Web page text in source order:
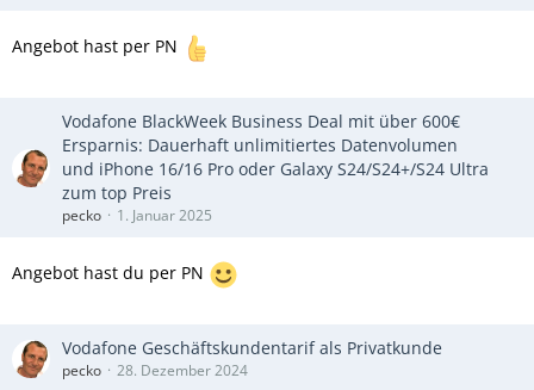
Angebot hast per PN
Vodafone BlackWeek Business Deal mit über 600€
Ersparnis: Dauerhaft unlimitiertes Datenvolumen
und iPhone 16/16 Pro oder Galaxy S24/S24+/S24 Ultra
zum top Preis
pecko 1. Januar 2025
Angebot hast du per PN
Vodafone Geschäftskundentarif als Privatkunde
pecko 28. Dezember 2024